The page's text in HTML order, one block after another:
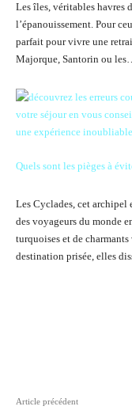
Les îles, véritables havres
l’épanouissement. Pour
parfait pour vivre une
Majorque, Santorin ou
Quels sont les pièges à
Les Cyclades, cet archipel
des voyageurs du monde
turquoises et de
destination prisée, elles
Article précédent